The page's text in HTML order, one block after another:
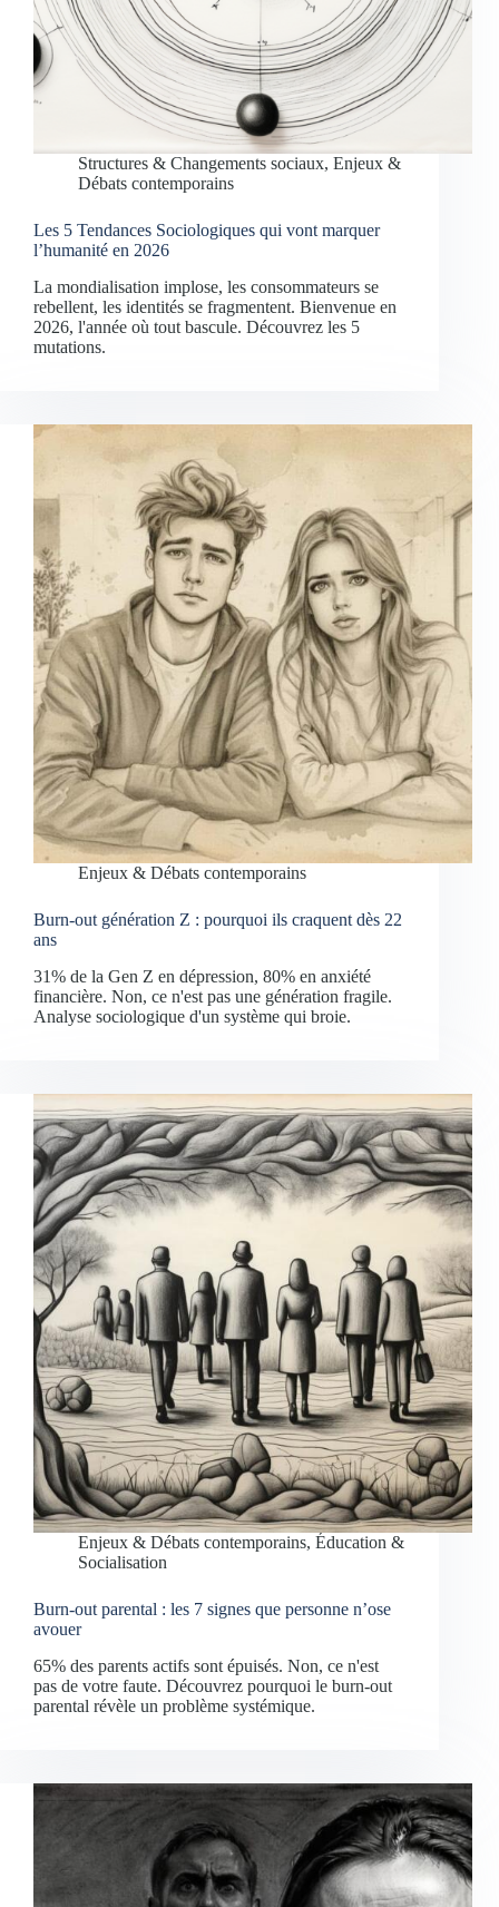
Structures & Changements sociaux, Enjeux &
Débats contemporains
Les 5 Tendances Sociologiques qui vont marquer
l’humanité en 2026
La mondialisation implose, les consommateurs se
rebellent, les identités se fragmentent. Bienvenue en
2026, l'année où tout bascule. Découvrez les 5
mutations.
Enjeux & Débats contemporains
Burn-out génération Z : pourquoi ils craquent dès 22
ans
31% de la Gen Z en dépression, 80% en anxiété
financière. Non, ce n'est pas une génération fragile.
Analyse sociologique d'un système qui broie.
Enjeux & Débats contemporains, Éducation &
Socialisation
Burn-out parental : les 7 signes que personne n’ose
avouer
65% des parents actifs sont épuisés. Non, ce n'est
pas de votre faute. Découvrez pourquoi le burn-out
parental révèle un problème systémique.